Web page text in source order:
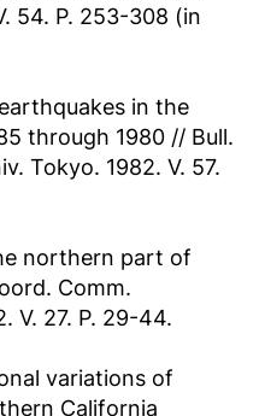
54. P. 253-308 (in
in the
through 1980 // Bull.
Tokyo. 1982. V. 57.
northern part of
Comm.
V. 27. P. 29-44.
variations of
California